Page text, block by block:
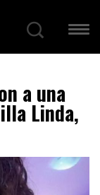
a una
Linda,